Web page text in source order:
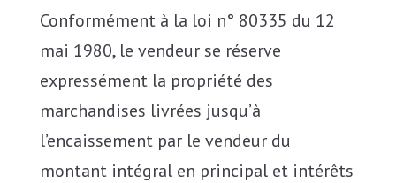
Conformément à la loi n° 80335 du 12
mai 1980, le vendeur se réserve
expressément la propriété des
marchandises livrées jusqu’à
l’encaissement par le vendeur du
montant intégral en principal et intérêts